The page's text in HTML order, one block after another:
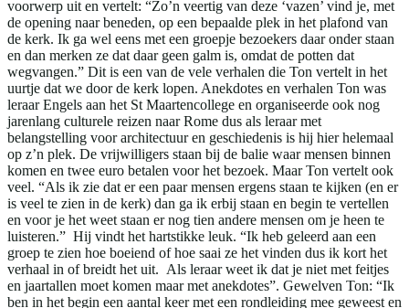
voorwerp uit en vertelt: “Zo’n veertig van deze ‘vazen’ vind je, met
de opening naar beneden, op een bepaalde plek in het plafond van
de kerk. Ik ga wel eens met een groepje bezoekers daar onder staan
en dan merken ze dat daar geen galm is, omdat de potten dat
wegvangen.” Dit is een van de vele verhalen die Ton vertelt in het
uurtje dat we door de kerk lopen. Anekdotes en verhalen Ton was
leraar Engels aan het St Maartencollege en organiseerde ook nog
jarenlang culturele reizen naar Rome dus als leraar met
belangstelling voor architectuur en geschiedenis is hij hier helemaal
op z’n plek. De vrijwilligers staan bij de balie waar mensen binnen
komen en twee euro betalen voor het bezoek. Maar Ton vertelt ook
veel. “Als ik zie dat er een paar mensen ergens staan te kijken (en er
is veel te zien in de kerk) dan ga ik erbij staan en begin te vertellen
en voor je het weet staan er nog tien andere mensen om je heen te
luisteren.” Hij vindt het hartstikke leuk. “Ik heb geleerd aan een
groep te zien hoe boeiend of hoe saai ze het vinden dus ik kort het
verhaal in of breidt het uit. Als leraar weet ik dat je niet met feitjes
en jaartallen moet komen maar met anekdotes”. Gewelven Ton: “Ik
ben in het begin een aantal keer met een rondleiding mee geweest en